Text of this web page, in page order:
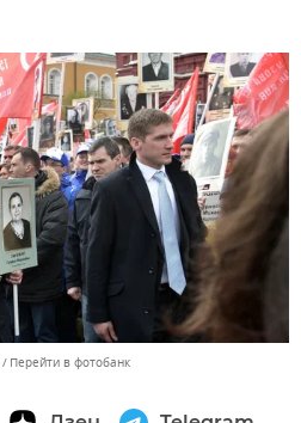
Перейти в фотобанк